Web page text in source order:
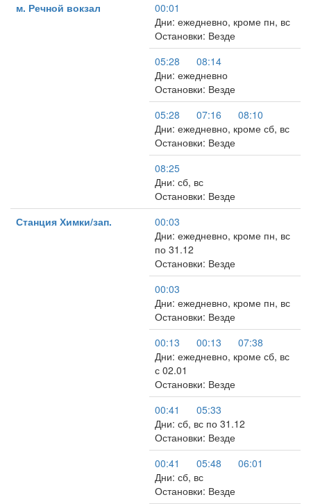
м. Речной вокзал
00:01
Дни: ежедневно, кроме пн, вс
Остановки: Везде
05:28
08:14
Дни: ежедневно
Остановки: Везде
05:28
07:16
08:10
Дни: ежедневно, кроме сб, вс
Остановки: Везде
08:25
Дни: сб, вс
Остановки: Везде
Станция Химки/зап.
00:03
Дни: ежедневно, кроме пн, вс
по 31.12
Остановки: Везде
00:03
Дни: ежедневно, кроме пн, вс
Остановки: Везде
00:13
00:13
07:38
Дни: ежедневно, кроме сб, вс
с 02.01
Остановки: Везде
00:41
05:33
Дни: сб, вс по 31.12
Остановки: Везде
00:41
05:48
06:01
Дни: сб, вс
Остановки: Везде